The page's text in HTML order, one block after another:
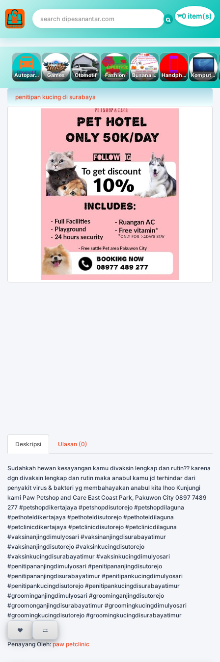
0 item(s)
Autoparts Games Otomotif Fashion Busana Muslim Handphone & Tablet Komputer PC & Laptop
penitipan kucing di surabaya
Deskripsi Ulasan (0)
Sudahkah hewan kesayangan kamu divaksin lengkap dan rutin?? karena
dgn divaksin lengkap dan rutin maka anabul kamu jd terhindar dari
penyakit virus & bakteri yg membahayakan anabul kita lhoo Kunjungi
kami Paw Petshop and Care East Coast Park, Pakuwon City 0897 7489
277 #petshopdikertajaya #petshopdisutorejo #petshopdilaguna
#pethoteldikertajaya #pethoteldisutorejo #pethoteldilaguna
#petclinicdikertajaya #petclinicdisutorejo #petclinicdilaguna
#vaksinanjingdimulyosari #vaksinanjingdisurabayatimur
#vaksinanjingdisutorejo #vaksinkucingdisutorejo
#vaksinkucingdisurabayatimur #vaksinkucingdimulyosari
#penitipananjingdimulyosari #penitipananjingdisutorejo
#penitipananjingdisurabayatimur #penitipankucingdimulyosari
#penitipankucingdisutorejo #penitipankucingdisurabayatimur
#groominganjingdimulyosari #groominganjingdisutorejo
#groomonganjingdisurabayatimur #groomingkucingdimulyosari
#groomingkucingdisutorejo #groomingkucingdisurabayatimur
Penayang Oleh:paw petclinic